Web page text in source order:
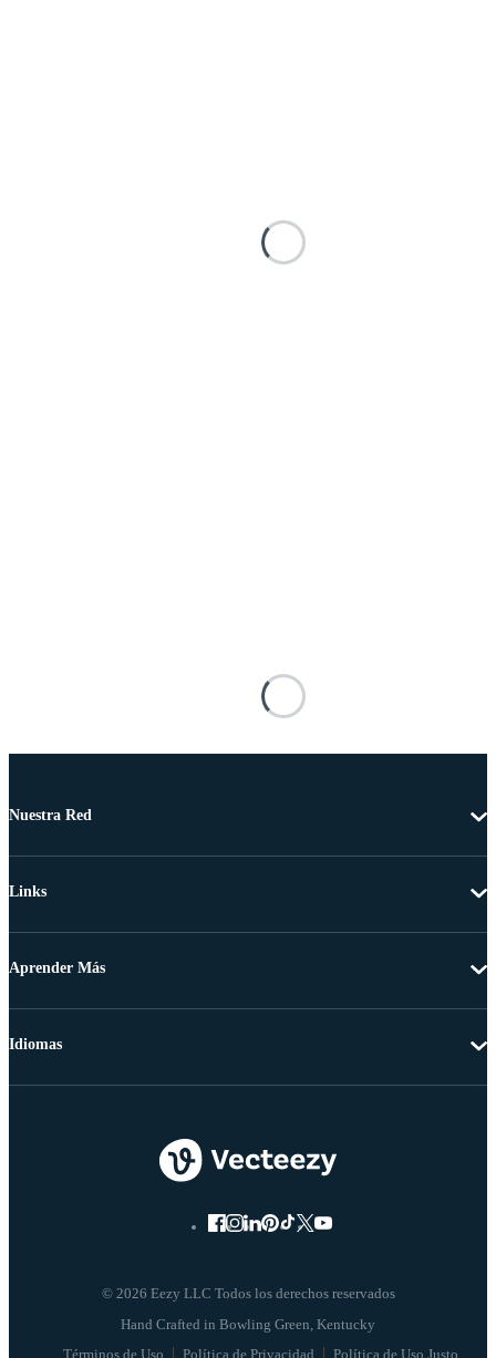
Nuestra Red
Links
Aprender Más
© 2026 Eezy LLC Todos los derechos reservados
Términos de Uso Política de Privacidad Política de Uso Justo
Idiomas